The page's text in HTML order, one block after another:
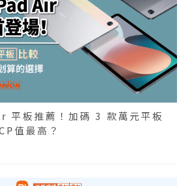
平板推薦！加碼 3 款萬元平板
值最高？